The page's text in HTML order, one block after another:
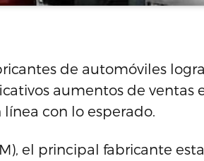
de automóviles
aumentos de ventas
con lo esperado.
el principal fabricante